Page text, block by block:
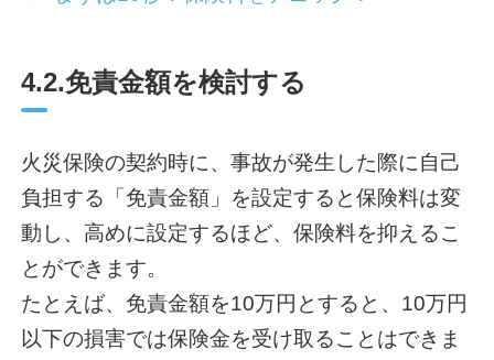
4.2.免責金額を検討する
火災保険の契約時に、事故が発生した際に自己
負担する「免責金額」を設定すると保険料は変
動し、高めに設定するほど、保険料を抑えるこ
とができます。
たとえば、免責金額を10万円とすると、10万円
以下の損害では保険金を受け取ることはできま